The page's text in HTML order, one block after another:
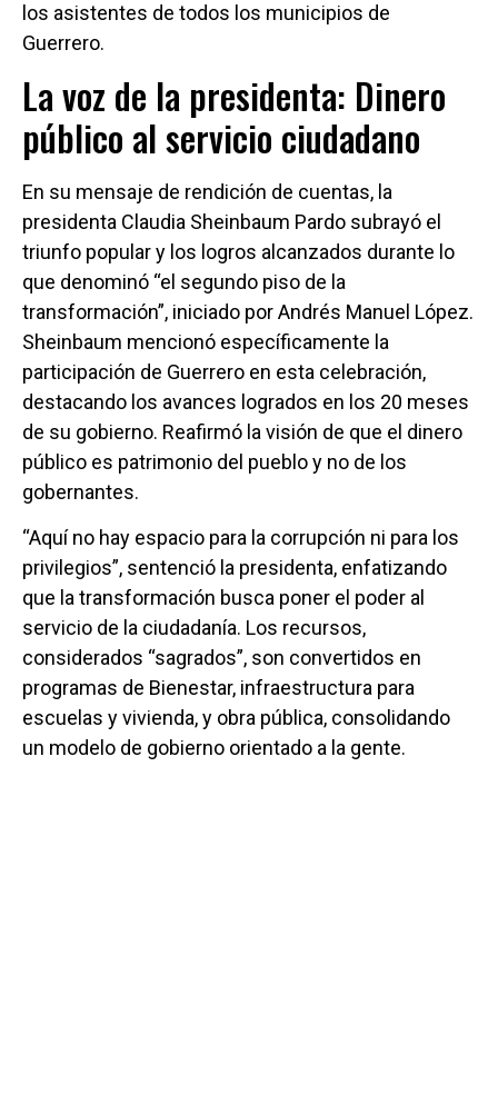
los asistentes de todos los municipios de
Guerrero.
La voz de la presidenta: Dinero
público al servicio ciudadano
En su mensaje de rendición de cuentas, la
presidenta Claudia Sheinbaum Pardo subrayó el
triunfo popular y los logros alcanzados durante lo
que denominó “el segundo piso de la
transformación”, iniciado por Andrés Manuel López.
Sheinbaum mencionó específicamente la
participación de Guerrero en esta celebración,
destacando los avances logrados en los 20 meses
de su gobierno. Reafirmó la visión de que el dinero
público es patrimonio del pueblo y no de los
gobernantes.
“Aquí no hay espacio para la corrupción ni para los
privilegios”, sentenció la presidenta, enfatizando
que la transformación busca poner el poder al
servicio de la ciudadanía. Los recursos,
considerados “sagrados”, son convertidos en
programas de Bienestar, infraestructura para
escuelas y vivienda, y obra pública, consolidando
un modelo de gobierno orientado a la gente.